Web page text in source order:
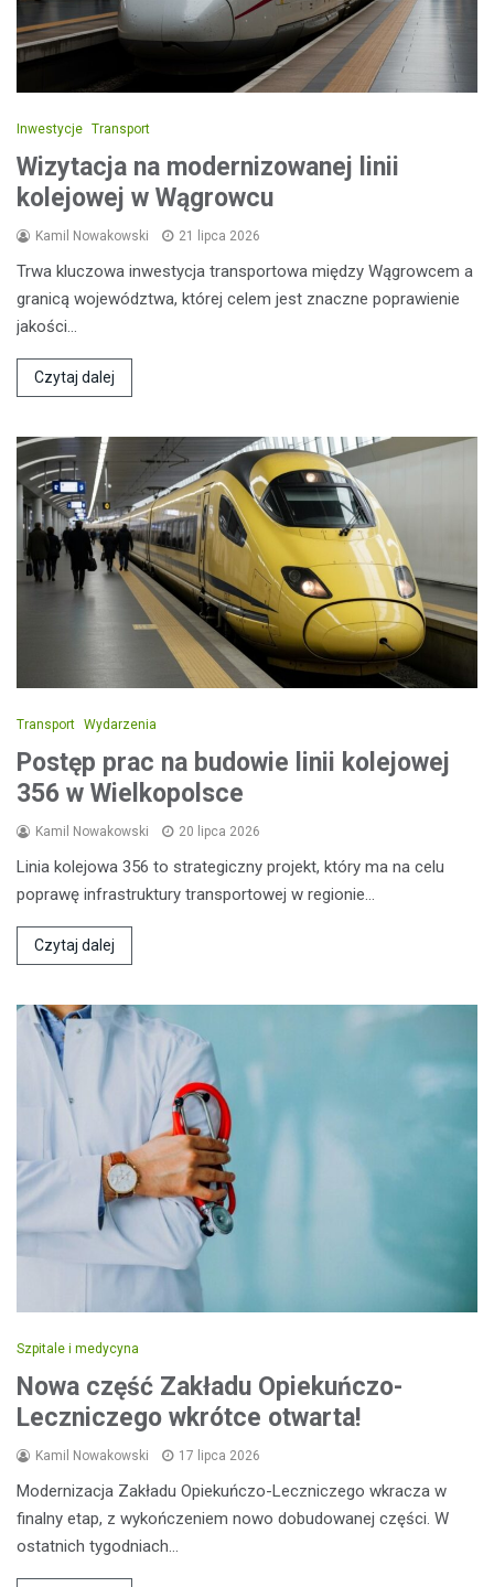
Inwestycje Transport
Wizytacja na modernizowanej linii
kolejowej w Wągrowcu
Kamil Nowakowski 21 lipca 2026
Trwa kluczowa inwestycja transportowa między Wągrowcem a
granicą województwa, której celem jest znaczne poprawienie
jakości…
Czytaj dalej
Transport Wydarzenia
Postęp prac na budowie linii kolejowej
356 w Wielkopolsce
Kamil Nowakowski 20 lipca 2026
Linia kolejowa 356 to strategiczny projekt, który ma na celu
poprawę infrastruktury transportowej w regionie…
Czytaj dalej
Szpitale i medycyna
Nowa część Zakładu Opiekuńczo-
Leczniczego wkrótce otwarta!
Kamil Nowakowski 17 lipca 2026
Modernizacja Zakładu Opiekuńczo-Leczniczego wkracza w
finalny etap, z wykończeniem nowo dobudowanej części. W
ostatnich tygodniach…